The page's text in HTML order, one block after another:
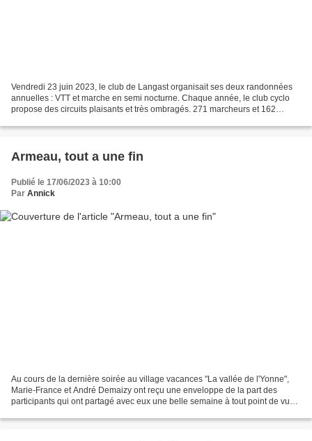
Vendredi 23 juin 2023, le club de Langast organisait ses deux randonnées
annuelles : VTT et marche en semi nocturne. Chaque année, le club cyclo
propose des circuits plaisants et très ombragés. 271 marcheurs et 162
Armeau, tout a une fin
Publié le 17/06/2023 à 10:00
Par Annick
Au cours de la dernière soirée au village vacances "La vallée de l'Yonne",
Marie-France et André Demaizy ont reçu une enveloppe de la part des
participants qui ont partagé avec eux une belle semaine à tout point de vue.